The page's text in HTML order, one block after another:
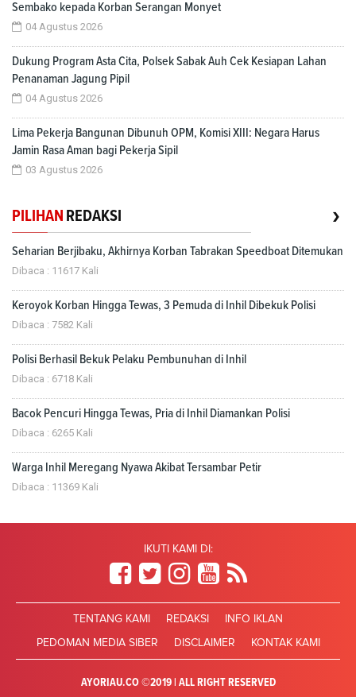
Sembako kepada Korban Serangan Monyet
04 Agustus 2026
Dukung Program Asta Cita, Polsek Sabak Auh Cek Kesiapan Lahan
Penanaman Jagung Pipil
04 Agustus 2026
Lima Pekerja Bangunan Dibunuh OPM, Komisi XIII: Negara Harus
Jamin Rasa Aman bagi Pekerja Sipil
03 Agustus 2026
PILIHAN REDAKSI ›
Seharian Berjibaku, Akhirnya Korban Tabrakan Speedboat Ditemukan
Dibaca : 11617 Kali
Keroyok Korban Hingga Tewas, 3 Pemuda di Inhil Dibekuk Polisi
Dibaca : 7582 Kali
Polisi Berhasil Bekuk Pelaku Pembunuhan di Inhil
Dibaca : 6718 Kali
Bacok Pencuri Hingga Tewas, Pria di Inhil Diamankan Polisi
Dibaca : 6265 Kali
Warga Inhil Meregang Nyawa Akibat Tersambar Petir
Dibaca : 11369 Kali
IKUTI KAMI DI:
TENTANG KAMI REDAKSI INFO IKLAN
PEDOMAN MEDIA SIBER DISCLAIMER KONTAK KAMI
AYORIAU.CO ©2019 | ALL RIGHT RESERVED